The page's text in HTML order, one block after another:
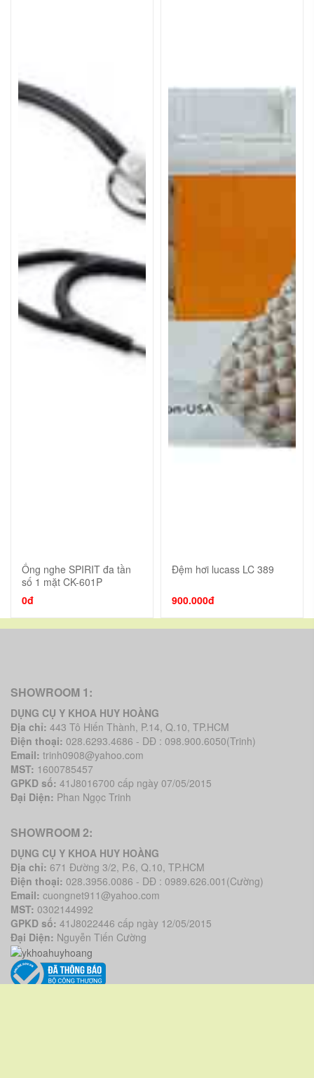
Ống nghe SPIRIT đa tần
số 1 mặt CK-601P
0đ
Đệm hơi lucass LC 389
900.000đ
SHOWROOM 1:
DỤNG CỤ Y KHOA HUY HOÀNG
Địa chỉ: 443 Tô Hiến Thành, P.14, Q.10, TP.HCM
Điện thoại: 028.6293.4686 - DĐ : 098.900.6050(Trinh)
Email: trinh0908@yahoo.com
MST: 1600785457
GPKD số: 41J8016700 cấp ngày 07/05/2015
Đại Diện: Phan Ngọc Trinh
SHOWROOM 2:
DỤNG CỤ Y KHOA HUY HOÀNG
Địa chỉ: 671 Đường 3/2, P.6, Q.10, TP.HCM
Điện thoại: 028.3956.0086 - DĐ : 0989.626.001(Cường)
Email: cuongnet911@yahoo.com
MST: 0302144992
GPKD số: 41J8022446 cấp ngày 12/05/2015
Đại Diện: Nguyễn Tiến Cường